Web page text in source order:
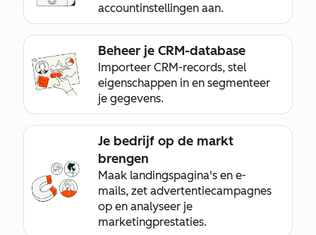
accountinstellingen aan.
Beheer je CRM-database
Importeer CRM-records, stel
eigenschappen in en segmenteer
je gegevens.
Je bedrijf op de markt
brengen
Maak landingspagina's en e-
mails, zet advertentiecampagnes
op en analyseer je
marketingprestaties.